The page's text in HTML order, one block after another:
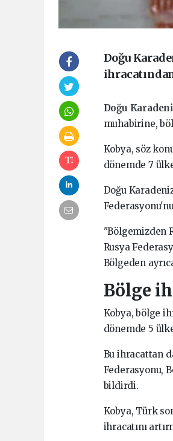
Doğu
Doğu
muhabirine,
Kobya, söz
dönemde 7
Doğu
"Bölgemizden
Rusya
Bölgeden
Bölge
Kobya, bölge
dönemde 5
Bu ihracattan
Federasyonu,
bildirdi.
Kobya, Türk
ihracatını